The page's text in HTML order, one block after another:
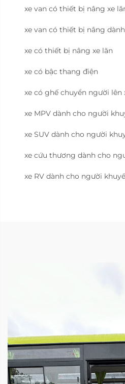
xe van có thiết bị nâng xe
xe van có thiết bị nâng
xe có thiết bị nâng xe lăn
xe có bậc thang điện
xe có ghế chuyển người lên
xe MPV dành cho người
xe SUV dành cho người
xe cứu thương dành cho
xe RV dành cho người